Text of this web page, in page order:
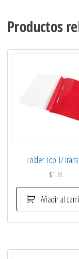
Productos
Folder Top T/
$1.28
Añadir al